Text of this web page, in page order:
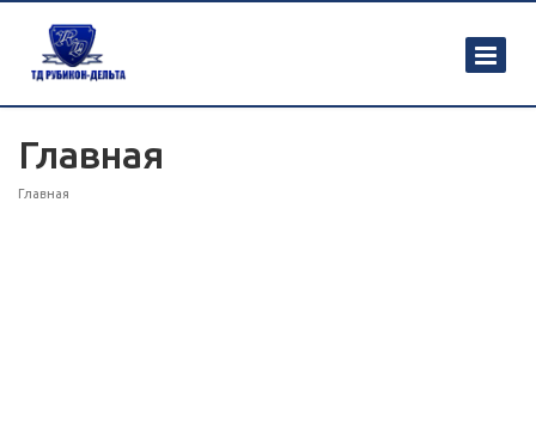
Главная
Главная